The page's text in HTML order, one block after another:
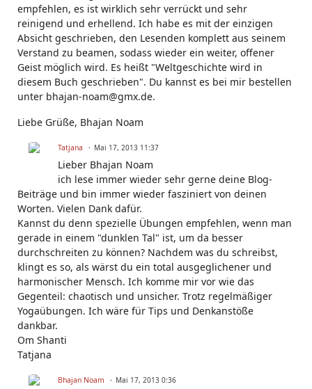
empfehlen, es ist wirklich sehr verrückt und sehr
reinigend und erhellend. Ich habe es mit der einzigen
Absicht geschrieben, den Lesenden komplett aus seinem
Verstand zu beamen, sodass wieder ein weiter, offener
Geist möglich wird. Es heißt "Weltgeschichte wird in
diesem Buch geschrieben". Du kannst es bei mir bestellen
unter bhajan-noam@gmx.de.
Liebe Grüße, Bhajan Noam
Tatjana Mai 17, 2013 11:37
Lieber Bhajan Noam
ich lese immer wieder sehr gerne deine Blog-
Beiträge und bin immer wieder fasziniert von deinen
Worten. Vielen Dank dafür.
Kannst du denn spezielle Übungen empfehlen, wenn man
gerade in einem "dunklen Tal" ist, um da besser
durchschreiten zu können? Nachdem was du schreibst,
klingt es so, als wärst du ein total ausgeglichener und
harmonischer Mensch. Ich komme mir vor wie das
Gegenteil: chaotisch und unsicher. Trotz regelmäßiger
Yogaübungen. Ich wäre für Tips und Denkanstöße
dankbar.
Om Shanti
Tatjana
Bhajan Noam Mai 17, 2013 0:36